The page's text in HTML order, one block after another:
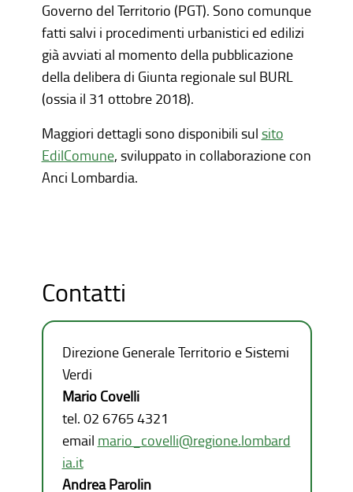
Governo del Territorio (PGT). Sono comunque
fatti salvi i procedimenti urbanistici ed edilizi
già avviati al momento della pubblicazione
della delibera di Giunta regionale sul BURL
(ossia il 31 ottobre 2018).
Maggiori dettagli sono disponibili sul sito
EdilComune, sviluppato in collaborazione con
Anci Lombardia.
Contatti
Direzione Generale Territorio e Sistemi
Verdi
Mario Covelli
tel. 02 6765 4321
email mario_covelli@regione.lombard
ia.it
Andrea Parolin